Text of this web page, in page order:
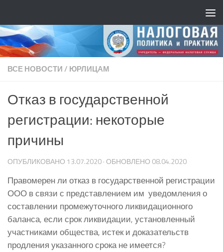
ВСЕ НОВОСТИ/ ЮРЛИЦАМ
Отказ в государственной
регистрации: некоторые
причины
ОПУБЛИКОВАНО 13.07.2020· ОБНОВЛЕНО 08.04.2020
Правомерен ли отказ в государственной регистрации
ООО в связи с представлением им уведомления о
составлении промежуточного ликвидационного
баланса, если срок ликвидации, установленный
участниками общества, истек и доказательств
продления указанного срока не имеется?